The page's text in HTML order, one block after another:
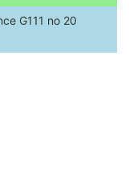
G111 no 20